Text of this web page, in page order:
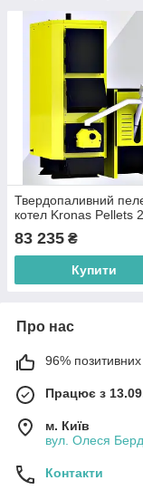
Твердопаливний
котел Kronas Pellets
83 235 ₴
Купити
Про нас
96% позитивних
Працює з
м. Київ
вул. Олеся
Контакти